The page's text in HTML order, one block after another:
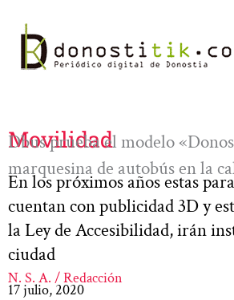
contenido
Movilidad
Dbus prueba el modelo
marquesina de autobús en la
En los próximos años estas
cuentan con publicidad 3D y
la Ley de Accesibilidad, irán
ciudad
N. S. A. / Redacción
17 julio, 2020